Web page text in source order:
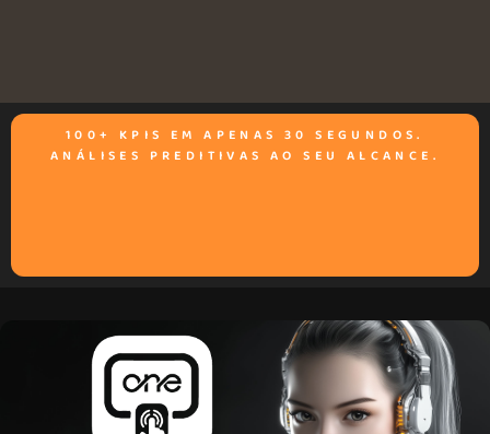
100+ KPIS EM APENAS 30 SEGUNDOS.
ANÁLISES PREDITIVAS AO SEU ALCANCE.